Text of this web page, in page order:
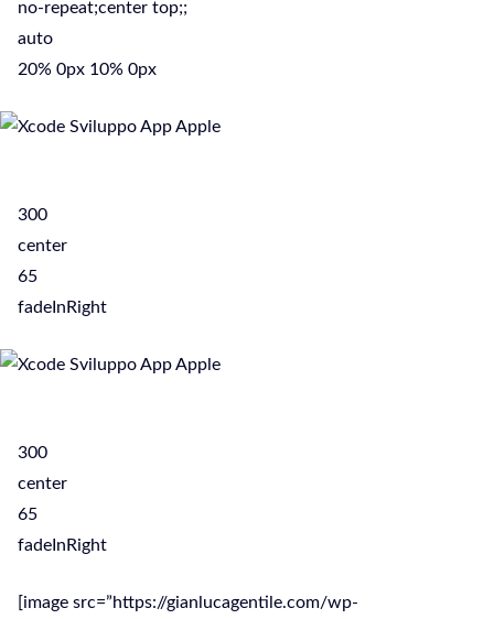
no-repeat;center top;;
auto
20% 0px 10% 0px
300
center
65
fadeInRight
300
center
65
fadeInRight
[image src=”https://gianlucagentile.com/wp-